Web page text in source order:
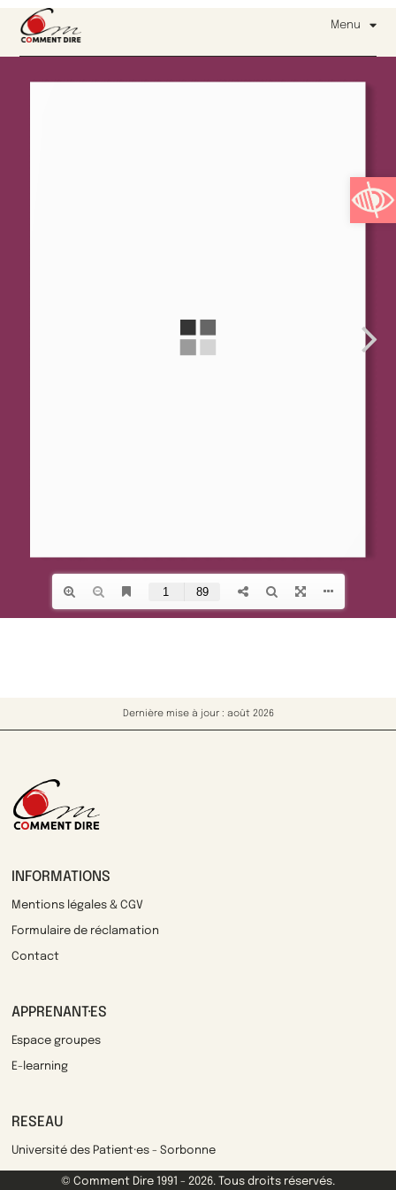
Ouvrir
Menu
Dernière mise à jour : août 2026
INFORMATIONS
Mentions légales & CGV
Formulaire de réclamation
Contact
APPRENANT·ES
Espace groupes
E-learning
RESEAU
Université des Patient·es - Sorbonne
© Comment Dire 1991 - 2026. Tous droits réservés.